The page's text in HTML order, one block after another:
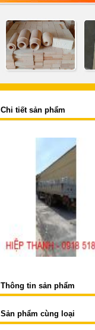
Chi tiết sản phẩm
Thông tin sản phẩm
Sản phẩm cùng loại